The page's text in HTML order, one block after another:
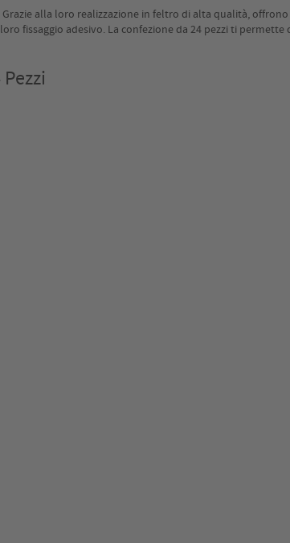
alla loro realizzazione in feltro di alta qualità,
fissaggio adesivo. La confezione da 24 pezzi ti permette